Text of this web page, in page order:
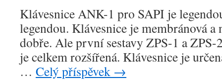
Klávesnice ANK-1 pro SAPI je
legendou. Klávesnice je membránová a
dobře. Ale první sestavy ZPS-1 a ZPS-
je celkem rozšířená. Klávesnice je
… Celý příspěvek →